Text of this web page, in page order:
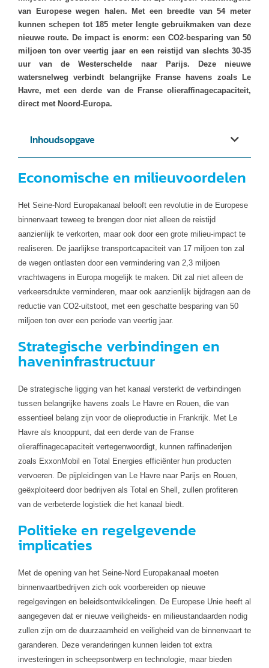
van Europese wegen halen. Met een breedte van 54 meter
kunnen schepen tot 185 meter lengte gebruikmaken van deze
nieuwe route. De impact is enorm: een CO2-besparing van 50
miljoen ton over veertig jaar en een reistijd van slechts 30-35
uur van de Westerschelde naar Parijs. Deze nieuwe
watersnelweg verbindt belangrijke Franse havens zoals Le
Havre, met een derde van de Franse olieraffinagecapaciteit,
direct met Noord-Europa.
Inhoudsopgave
Economische en milieuvoordelen
Het Seine-Nord Europakanaal belooft een revolutie in de Europese
binnenvaart teweeg te brengen door niet alleen de reistijd
aanzienlijk te verkorten, maar ook door een grote milieu-impact te
realiseren. De jaarlijkse transportcapaciteit van 17 miljoen ton zal
de wegen ontlasten door een vermindering van 2,3 miljoen
vrachtwagens in Europa mogelijk te maken. Dit zal niet alleen de
verkeersdrukte verminderen, maar ook aanzienlijk bijdragen aan de
reductie van CO2-uitstoot, met een geschatte besparing van 50
miljoen ton over een periode van veertig jaar.
Strategische verbindingen en
haveninfrastructuur
De strategische ligging van het kanaal versterkt de verbindingen
tussen belangrijke havens zoals Le Havre en Rouen, die van
essentieel belang zijn voor de olieproductie in Frankrijk. Met Le
Havre als knooppunt, dat een derde van de Franse
olieraffinagecapaciteit vertegenwoordigt, kunnen raffinaderijen
zoals ExxonMobil en Total Energies efficiënter hun producten
vervoeren. De pijpleidingen van Le Havre naar Parijs en Rouen,
geëxploiteerd door bedrijven als Total en Shell, zullen profiteren
van de verbeterde logistiek die het kanaal biedt.
Politieke en regelgevende
implicaties
Met de opening van het Seine-Nord Europakanaal moeten
binnenvaartbedrijven zich ook voorbereiden op nieuwe
regelgevingen en beleidsontwikkelingen. De Europese Unie heeft al
aangegeven dat er nieuwe veiligheids- en milieustandaarden nodig
zullen zijn om de duurzaamheid en veiligheid van de binnenvaart te
garanderen. Deze veranderingen kunnen leiden tot extra
investeringen in scheepsontwerp en technologie, maar bieden